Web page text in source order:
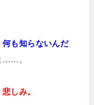
何も知らないんだ
……。
しみ。